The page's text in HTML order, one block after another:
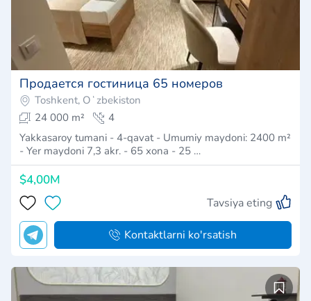
Продается гостиница 65 номеров
Toshkent, Oʻzbekiston
24 000 m²
4
Yakkasaroy tumani - 4-qavat - Umumiy maydoni: 2400 m²
- Yer maydoni 7,3 akr. - 65 xona - 25 …
$4,00M
Tavsiya eting
Kontaktlarni ko'rsatish